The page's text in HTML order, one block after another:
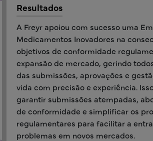
Resultados
A Freyr apoiou com sucesso uma
Medicamentos Inovadores na
objetivos de conformidade
expansão de mercado, gerindo
das submissões, aprovações e
vida com precisão e experiência.
garantir submissões atempadas,
de conformidade e simplificar os
regulamentares para facilitar a
problemas em novos mercados.